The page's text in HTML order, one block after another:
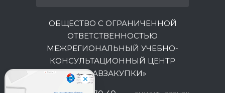
ОБЩЕСТВО С ОГРАНИЧЕННОЙ
ОТВЕТСТВЕННОСТЬЮ
МЕЖРЕГИОНАЛЬНЫЙ УЧЕБНО-
КОНСУЛЬТАЦИОННЫЙ ЦЕНТР
«ГЛАВЗАКУПКИ»